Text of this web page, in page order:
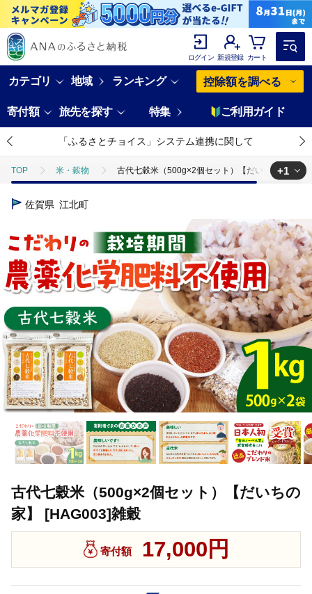
ログイン 新規登録 カート
カテゴリ 地域 ランキング 控除額を調べる
寄付額 旅先を探す 特集 ご利用ガイド
「ふるさとチョイス」システム連携に関して
TOP 米・穀物 古代七穀米（500g×2個セット）【だいちの家】
TOP
+1
佐賀県 江北町
古代七穀米（500g×2個セット）【だいちの
家】 [HAG003]雑穀
寄付額 17,000円